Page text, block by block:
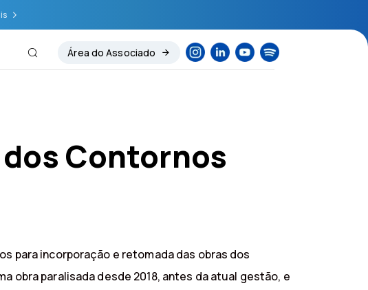
Área do Associado
Contornos
para incorporação e retomada das obras dos
obra paralisada desde 2018, antes da atual gestão, e